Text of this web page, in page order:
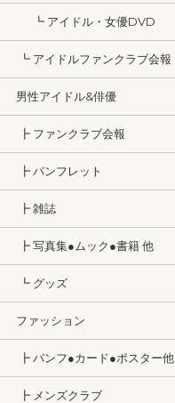
┗ アイドル・女優DVD
┗ アイドルファンクラブ会報
男性アイドル&俳優
┣ ファンクラブ会報
┣ パンフレット
┣ 雑誌
┣ 写真集●ムック●書籍 他
┗ グッズ
ファッション
┣ パンフ●カード●ポスター他
┣ メンズクラブ